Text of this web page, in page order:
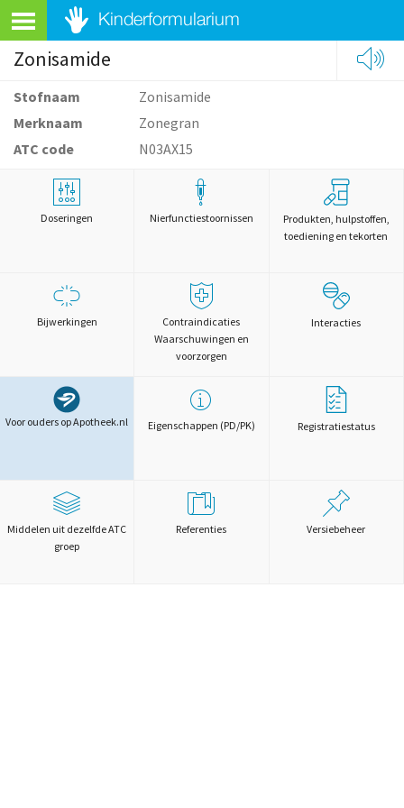
Zonisamide
Stofnaam
Zonisamide
Merknaam
Zonegran
ATC code
N03AX15
Doseringen Nierfunctiestoornissen
Produkten, hulpstoffen,
toediening en tekorten
Bijwerkingen
Contraindicaties
Waarschuwingen en
voorzorgen
Interacties
Voor ouders op Apotheek.nl Eigenschappen (PD/PK) Registratiestatus
Middelen uit dezelfde ATC
groep
Referenties Versiebeheer